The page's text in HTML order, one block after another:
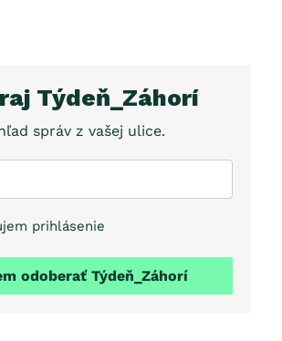
Týdeň_Záhorí
správ z vašej ulice.
prihlásenie
odoberať Týdeň_Záhorí